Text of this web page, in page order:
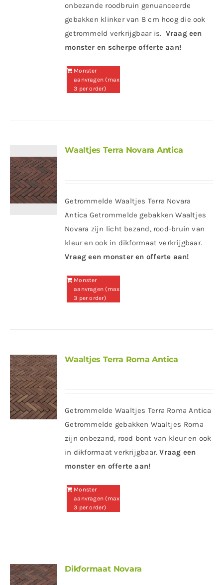
onbezande roodbruin genuanceerde
gebakken klinker van 8 cm hoog die ook
getrommeld verkrijgbaar is. Vraag een
monster en scherpe offerte aan!
Monster
aanvragen (max
3 per order)
Waaltjes Terra Novara Antica
Getrommelde Waaltjes Terra Novara
Antica Getrommelde gebakken Waaltjes
Novara zijn licht bezand, rood-bruin van
kleur en ook in dikformaat verkrijgbaar.
Vraag een monster en offerte aan!
Monster
aanvragen (max
3 per order)
Waaltjes Terra Roma Antica
Getrommelde Waaltjes Terra Roma Antica
Getrommelde gebakken Waaltjes Roma
zijn onbezand, rood bont van kleur en ook
in dikformaat verkrijgbaar.Vraag een
monster en offerte aan!
Monster
aanvragen (max
3 per order)
Dikformaat Novara